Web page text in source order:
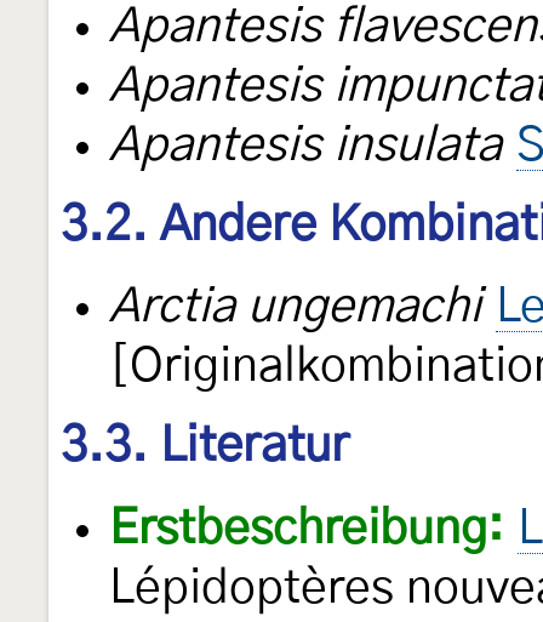
Apantesis
Apantesis
Apantesis insulata
3.2. Andere
Arctia ungemachi
3.3. Literatur
Erstbeschreibung:
Lépidoptères